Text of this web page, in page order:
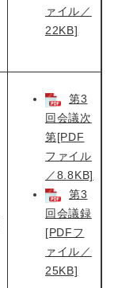
ァイル／
22KB]
第3
回会議次
第[PDF
ファイル
／8.8KB]
第3
回会議録
[PDFフ
ァイル／
25KB]